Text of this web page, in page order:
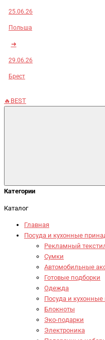
25.06.26
Польша
➜
29.06.26
Брест
🔥BEST
Категории
Каталог
Главная
Посуда и кухонные
Рекламный
Сумки
Автомобильные
Готовые подборки
Одежда
Посуда и
Блокноты
Эко-подарки
Электроника